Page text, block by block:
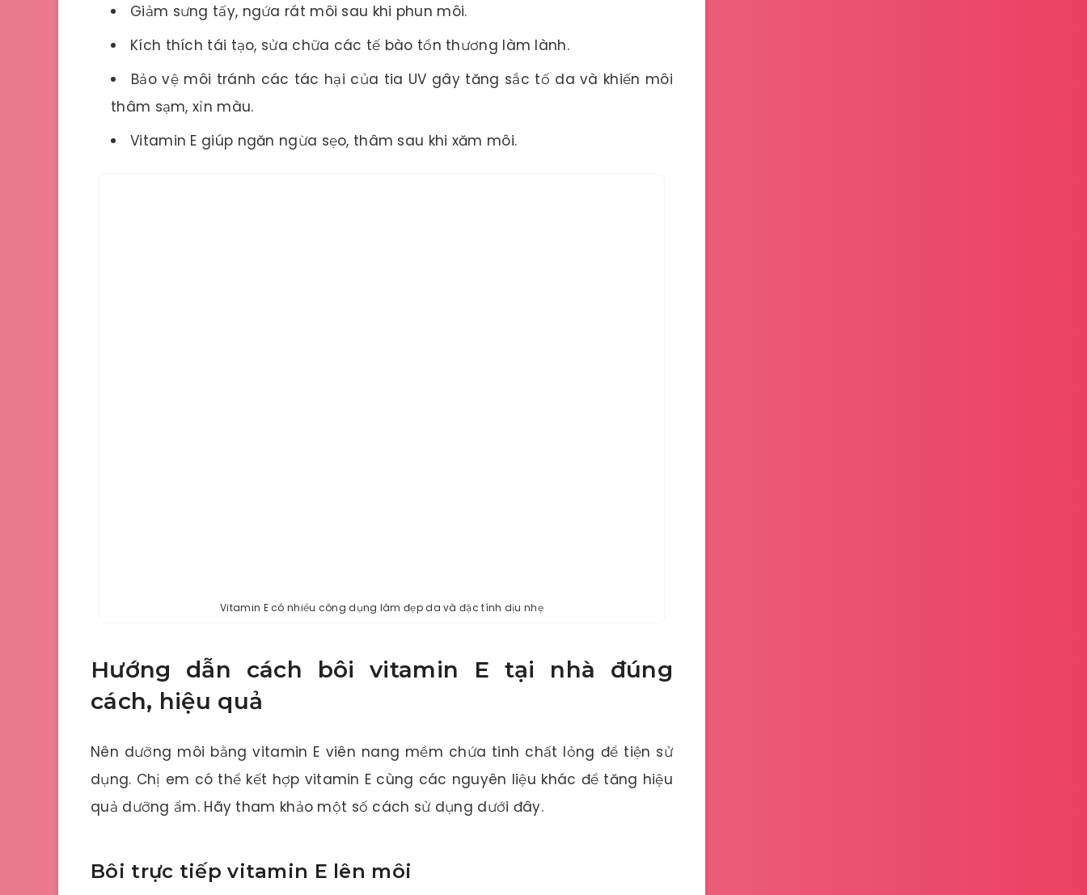
Giảm sưng tấy, ngứa rát môi sau khi phun môi.
Kích thích tái tạo, sửa chữa các tế bào tổn thương làm lành.
Bảo vệ môi tránh các tác hại của tia UV gây tăng sắc tố da và khiến môi
thâm sạm, xỉn màu.
Vitamin E giúp ngăn ngừa sẹo, thâm sau khi xăm môi.
Vitamin E có nhiều công dụng làm đẹp da và đặc tính dịu nhẹ
Hướng dẫn cách bôi vitamin E tại nhà đúng
cách, hiệu quả
Nên dưỡng môi bằng vitamin E viên nang mềm chứa tinh chất lỏng để tiện sử
dụng. Chị em có thể kết hợp vitamin E cùng các nguyên liệu khác để tăng hiệu
quả dưỡng ẩm. Hãy tham khảo một số cách sử dụng dưới đây.
Bôi trực tiếp vitamin E lên môi